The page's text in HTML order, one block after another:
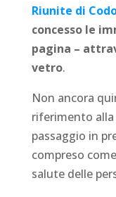
Riunite di
concesso le
pagina –
vetro.
Non ancora
riferimento
passaggio in
compreso
salute delle